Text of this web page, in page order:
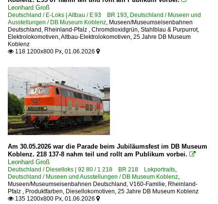
6 139 BR 139 E 40.11 Private
6 140 BR 140 E 40
6 140 BR 140 E 40 Lokportraits
6 143 BR 143 DR 243
6 143 BR 143 DR 243 Lokportraits
6 150 BR 150 E 50
6 151 BR 151
6 155 BR 155 DR 250 'Energiecontainer'
6 181 BR 181.0 · BR 181.1 E 310
6 181 BR 181.2
6 181 BR 181.2 Lokportraits
6 181 BR 181.2 Private
BR 110.0 DB E 10.0 Vorserie
Leonhard Groß
Deutschland / E-Loks | Altbau / E 93 BR 193, Deutschland / Museen und
Ausstellungen / DB Museum Koblenz, Museen/Museumseisenbahnen
Deutschland , Rheinland-Pfalz , Chromdioxidgrün, Stahlblau & Purpurrot,
Elektrolokomotiven,Altbau-Elektrolokomotiven, 25 Jahre DB Museum
Koblenz
 118 1200x800 Px, 01.06.2026 
Am 30.05.2026 war die Parade beim Jubiläumsfest im DB Museum
Koblenz. 218 137-8 nahm teil und rollt am Publikum vorbei. 
Leonhard Groß
Deutschland / Dieselloks | 92 80 / 1 218 BR 218 Lokportraits,
Deutschland / Museen und Ausstellungen / DB Museum Koblenz,
Museen/Museumseisenbahnen Deutschland , V160-Familie, Rheinland-
Pfalz , Produktfarben, Diesellokomotiven, 25 Jahre DB Museum Koblenz
 135 1200x800 Px, 01.06.2026 